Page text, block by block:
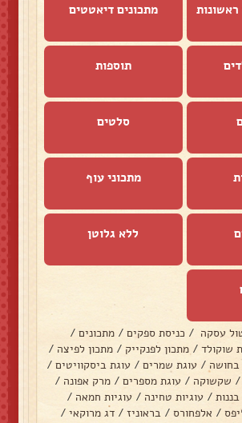
ראשונות מתכונים דיאטטים
תוספות
סלטים
מתכוני עוף
ללא גלוטן
עסקה / כניסת ספקים / מתכונים /
שוקולד / מתכון לפנקייק / מתכון לפיצה /
בחושה / עוגת שמרים / עוגת ביסקוויטים /
/ שקשוקה / עוגת מספרים / מרק אפונה /
/ עוגיות טחינה / עוגיות חמאה /
/ אלפחורס / בראוניז / דג מרוקאי /